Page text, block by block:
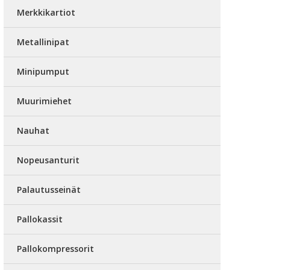
Merkkikartiot
Metallinipat
Minipumput
Muurimiehet
Nauhat
Nopeusanturit
Palautusseinät
Pallokassit
Pallokompressorit